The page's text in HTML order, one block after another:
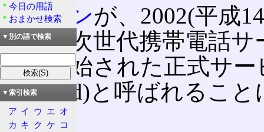
J-フォンが、2002(平成
した、次世代携帯電話サ
より開始された正式サー
Standard)と呼ばれるこ
目次
今日の用語
おまかせ検索
▼別の語で検索
▼索引検索
ア イ ウ エ オ
カ キ ク ケ コ